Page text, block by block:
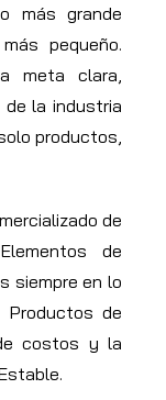
más grande
pequeño.
meta clara,
la industria
productos,
de
de
siempre en lo
Productos de
costos y la